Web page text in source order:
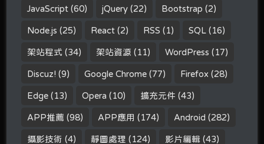
JavaScript (60) jQuery (22) Bootstrap (2)
Node.js (25) React (2) RSS (1) SQL (16)
架站程式 (34) 架站資源 (11) WordPress (17)
Discuz! (9) Google Chrome (77) Firefox (28)
Edge (13) Opera (10) 擴充元件 (43)
APP推薦 (98) APP應用 (174) Android (282)
攝影技術 (4) 靜圖處理 (124) 影片編輯 (43)